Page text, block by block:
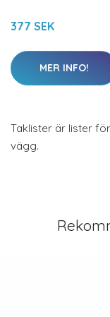
377 SEK
MER INFO!
Taklister är lister
vägg.